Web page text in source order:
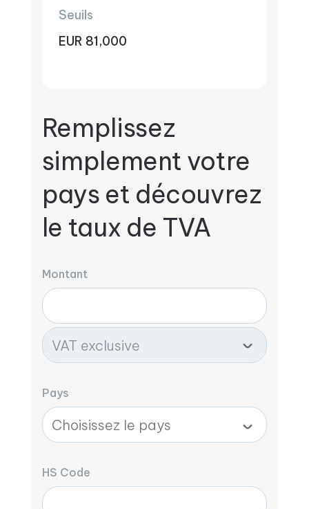
Seuils
EUR 81,000
Remplissez
simplement votre
pays et découvrez
le taux de TVA
Montant
Pays
HS Code